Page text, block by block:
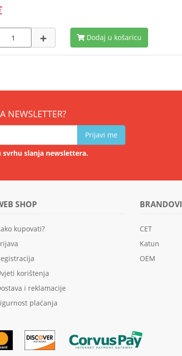
Dodaj u košaricu
NEWSLETTER?
Prijavi me
slanja newslettera.
SHOP
kupovati?
korištenja
i reklamacije
plaćanja
BRANDOVI
CET
Katun
OEM